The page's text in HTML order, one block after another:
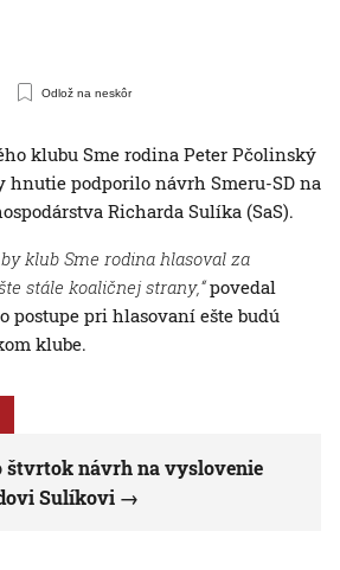
Odlož na neskôr
klubu Sme rodina Peter Pčolinský
hnutie podporilo návrh Smeru-SD na
Richarda Sulíka (SaS).
klub Sme rodina hlasoval za
stále koaličnej strany,“povedal
postupe pri hlasovaní ešte budú
klube.
štvrtok návrh na vyslovenie
Sulíkovi